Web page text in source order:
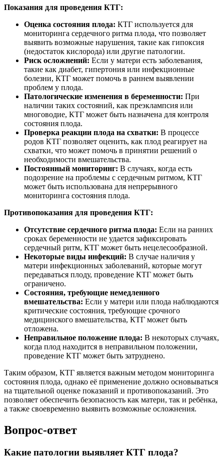
Показания для проведения КТГ:
Оценка состояния плода: КТГ используется для
мониторинга сердечного ритма плода, что позволяет
выявить возможные нарушения, такие как гипоксия
(недостаток кислорода) или другие патологии.
Риск осложнений: Если у матери есть заболевания,
такие как диабет, гипертония или инфекционные
болезни, КТГ может помочь в раннем выявлении
проблем у плода.
Патологические изменения в беременности: При
наличии таких состояний, как преэклампсия или
многоводие, КТГ может быть назначена для контроля
состояния плода.
Проверка реакции плода на схватки: В процессе
родов КТГ позволяет оценить, как плод реагирует на
схватки, что может помочь в принятии решений о
необходимости вмешательства.
Постоянный мониторинг: В случаях, когда есть
подозрение на проблемы с сердечным ритмом, КТГ
может быть использована для непрерывного
мониторинга состояния плода.
Противопоказания для проведения КТГ:
Отсутствие сердечного ритма плода: Если на ранних
сроках беременности не удается зафиксировать
сердечный ритм, КТГ может быть нецелесообразной.
Некоторые виды инфекций: В случае наличия у
матери инфекционных заболеваний, которые могут
передаваться плоду, проведение КТГ может быть
ограничено.
Состояния, требующие немедленного
вмешательства: Если у матери или плода наблюдаются
критические состояния, требующие срочного
медицинского вмешательства, КТГ может быть
отложена.
Неправильное положение плода: В некоторых случаях,
когда плод находится в неправильном положении,
проведение КТГ может быть затруднено.
Таким образом, КТГ является важным методом мониторинга
состояния плода, однако её применение должно основываться
на тщательной оценке показаний и противопоказаний. Это
позволяет обеспечить безопасность как матери, так и ребёнка,
а также своевременно выявить возможные осложнения.
Вопрос-ответ
Какие патологии выявляет КТГ плода?